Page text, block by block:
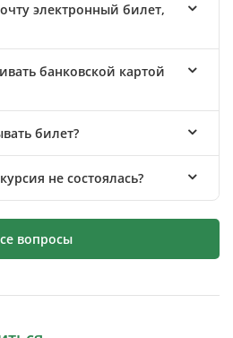
электронный билет,
банковской картой
билет?
не состоялась?
вопросы